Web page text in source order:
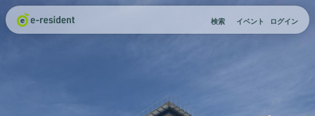
検索 イベント ログイン